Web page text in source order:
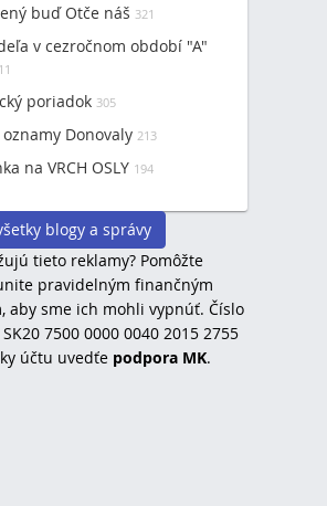
buď Otče náš 321
v cezročnom období "A"
poriadok 305
oznamy Donovaly 213
na VRCH OSLY 194
blogy a správy
tieto reklamy? Pomôžte
pravidelným finančným
aby sme ich mohli vypnúť. Číslo
7500 0000 0040 2015 2755
účtu uvedťe podpora MK.